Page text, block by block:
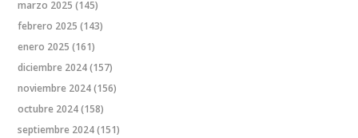
marzo 2025 (145)
febrero 2025 (143)
enero 2025 (161)
diciembre 2024(157)
noviembre 2024(156)
octubre 2024(158)
septiembre 2024(151)